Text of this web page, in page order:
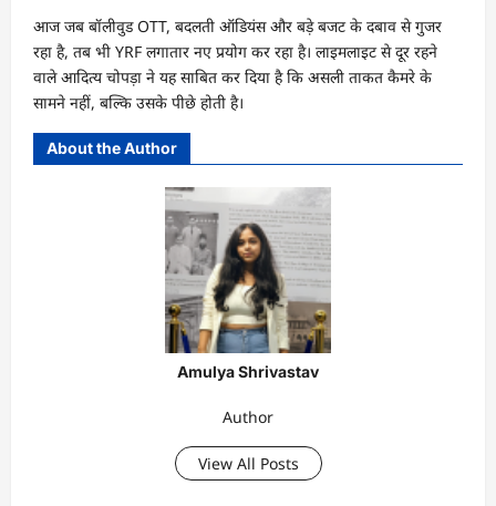
आज जब बॉलीवुड OTT, बदलती ऑडियंस और बड़े बजट के दबाव से गुजर
रहा है, तब भी YRF लगातार नए प्रयोग कर रहा है। लाइमलाइट से दूर रहने
वाले आदित्य चोपड़ा ने यह साबित कर दिया है कि असली ताकत कैमरे के
सामने नहीं, बल्कि उसके पीछे होती है।
About the Author
Amulya Shrivastav
Author
View All Posts